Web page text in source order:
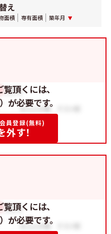
え
面積 専有面積 築年月
頂くには、
が必要です。
員登録(無料)
外す！
頂くには、
が必要です。